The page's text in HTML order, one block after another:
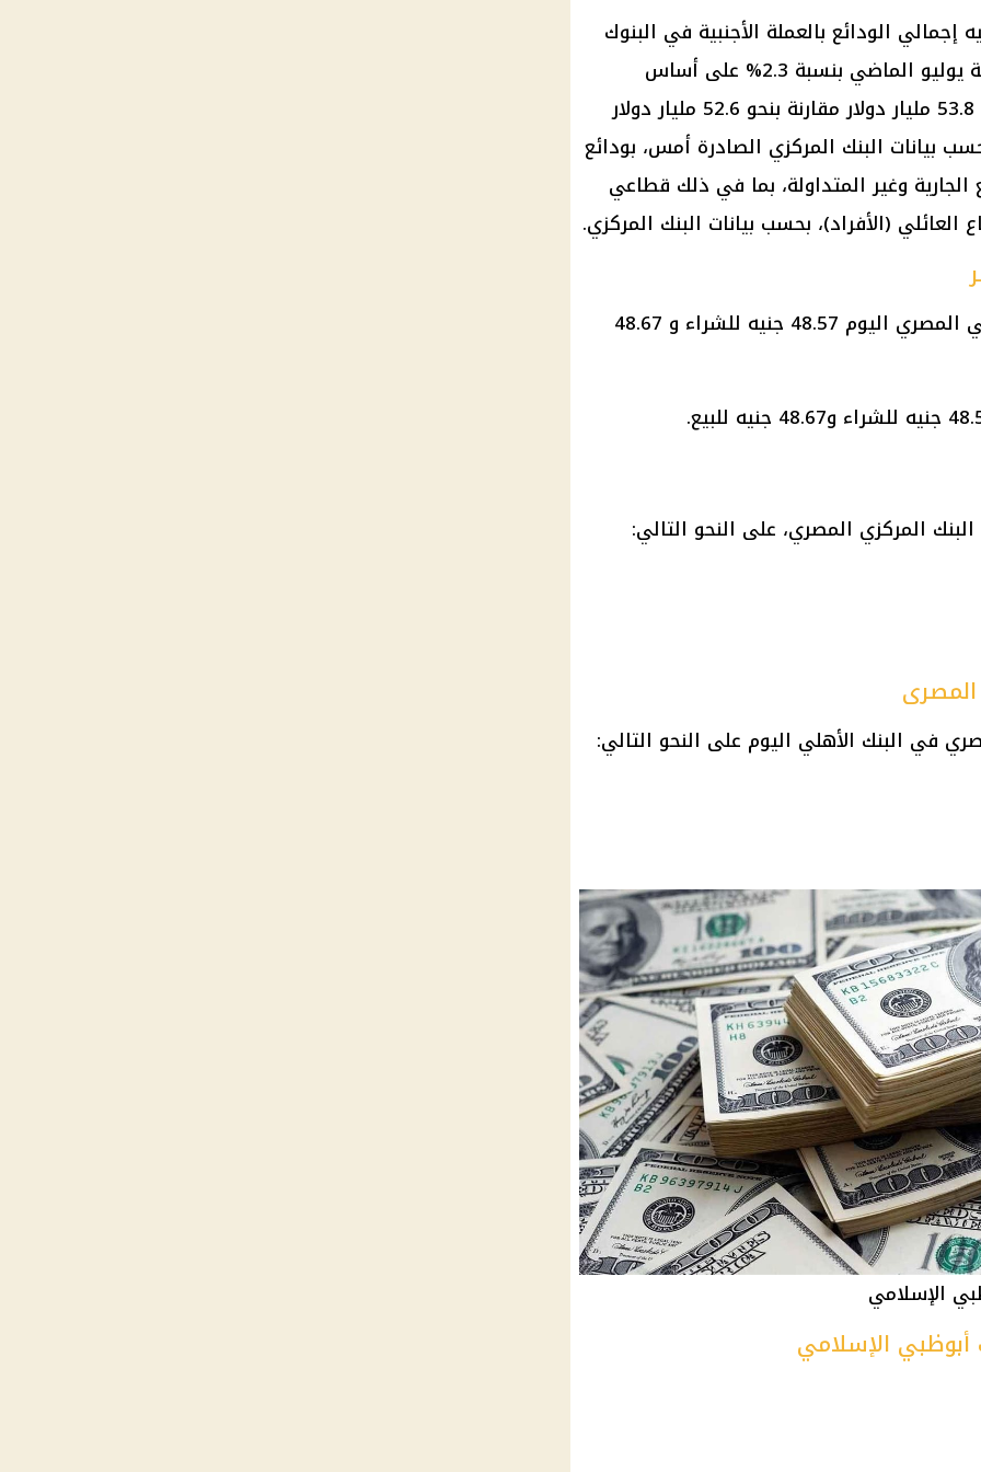
الودائع بالعملة الأجنبية في البنوك
المصرية -عدا البنك المركزي- بنهاية يوليو الماضي بنسبة 2.3% على أساس
شهري، مسجلا مستوى قياسيا بلغ 53.8 مليار دولار مقارنة بنحو 52.6 مليار دولار
بيانات البنك المركزي الصادرة أمس، بودائع
وغير المتداولة، بما في ذلك قطاعي
(الأفراد)، بحسب بيانات البنك المركزي.
وسجل سعر الدولار في البنك الأهلي المصري اليوم 48.57 جنيه للشراء و 48.67
المركزي المصري، على النحو التالي:
المصرى
في البنك الأهلي اليوم على النحو التالي:
الإسلامي
أبوظبي الإسلامي